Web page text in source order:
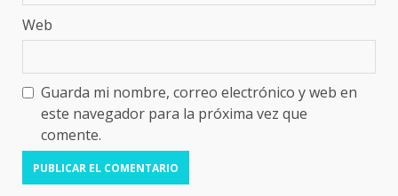
Web
Guarda mi nombre, correo electrónico y web en
este navegador para la próxima vez que
comente.